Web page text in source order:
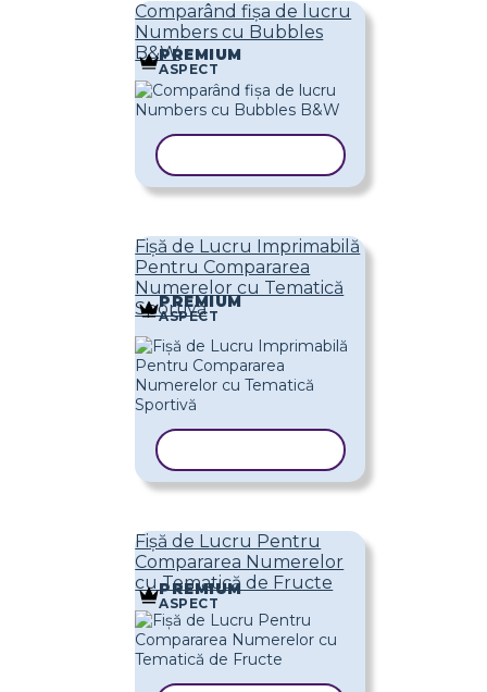
Comparând fișa de lucru
Numbers cu Bubbles
B&WPREMIUM
ASPECT
Fișă de Lucru Imprimabilă
Pentru Compararea
Numerelor cu Tematică
Sportivă
PREMIUM
ASPECT
Fișă de Lucru Pentru
Compararea Numerelor
cu Tematică de Fructe
PREMIUM
ASPECT